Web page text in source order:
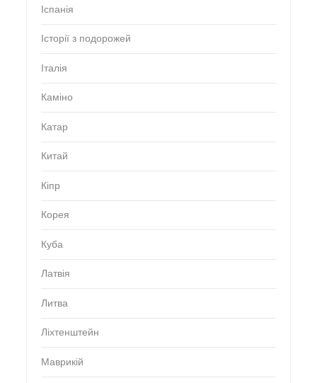
Іспанія
Історії з подорожей
Італія
Каміно
Катар
Китай
Кіпр
Корея
Куба
Латвія
Литва
Ліхтенштейн
Маврикій